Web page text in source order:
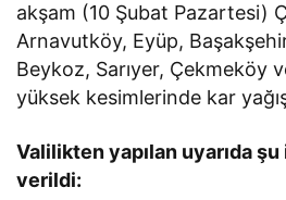
akşam (10 Şubat Pazartesi)
Arnavutköy, Eyüp,
Beykoz, Sarıyer, Çekmeköy
yüksek kesimlerinde kar
Valilikten yapılan uyarıda
verildi: